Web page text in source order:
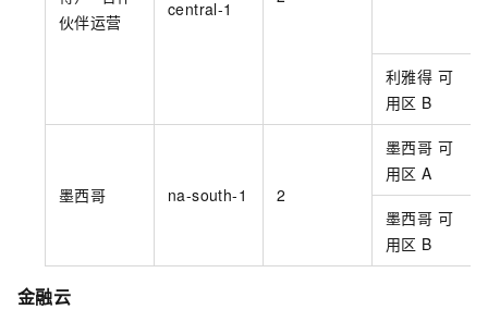
伙伴运营
central-1
利雅得 可
用区 B
墨西哥 na-south-1 2
墨西哥 可
用区 A
墨西哥 可
用区 B
金融云